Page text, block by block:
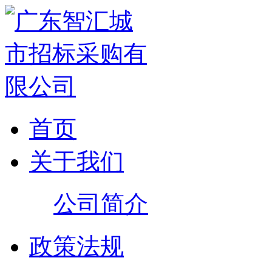
首页
关于我们
公司简介
政策法规